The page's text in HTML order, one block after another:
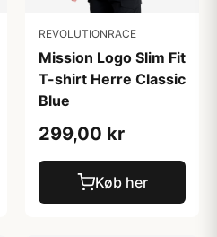
REVOLUTIONRACE
Mission Logo Slim Fit
T-shirt Herre Classic
Blue
299,00 kr
Køb her